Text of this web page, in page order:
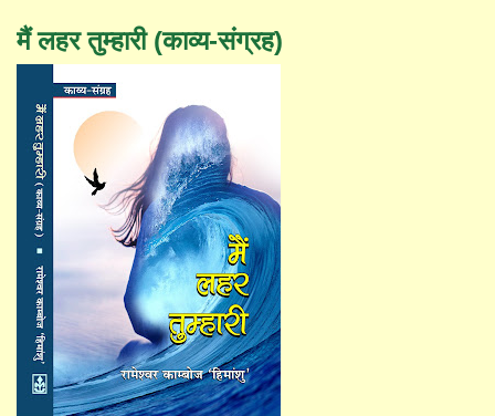
मैं लहर तुम्हारी (काव्य-संग्रह)